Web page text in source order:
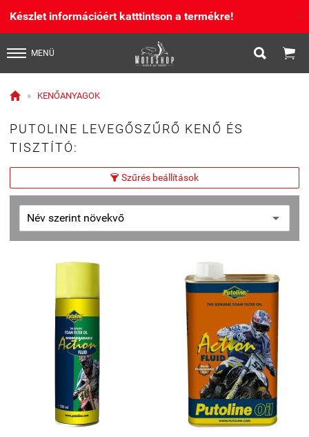
Készlet információért katttintson a termékre! X
MENÜ  
 » KENŐANYAGOK
PUTOLINE LEVEGŐSZŰRŐ KENŐ ÉS
TISZTÍTÓ:
 Szűrés beállítások